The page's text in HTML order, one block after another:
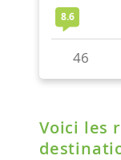
Voici les